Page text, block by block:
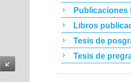
Publicaciones
Libros
Tesis de
Tesis de